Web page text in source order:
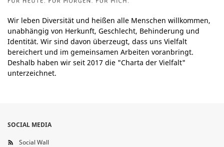
Wir leben Diversität und heißen alle Menschen willkommen,
unabhängig von Herkunft, Geschlecht, Behinderung und
Identität. Wir sind davon überzeugt, dass uns Vielfalt
bereichert und im gemeinsamen Arbeiten voranbringt.
Deshalb haben wir seit 2017 die "Charta der Vielfalt"
unterzeichnet.
SOCIAL MEDIA
Social Wall